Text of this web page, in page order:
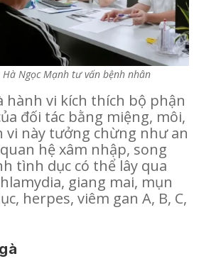
Hà Ngọc Mạnh tư vấn bệnh nhân
hành vi kích thích bộ phận
đối tác bằng miệng, môi,
vi này tưởng chừng như an
hệ xâm nhập, song
tình dục có thể lây qua
giang mai, mụn
herpes, viêm gan A, B, C,